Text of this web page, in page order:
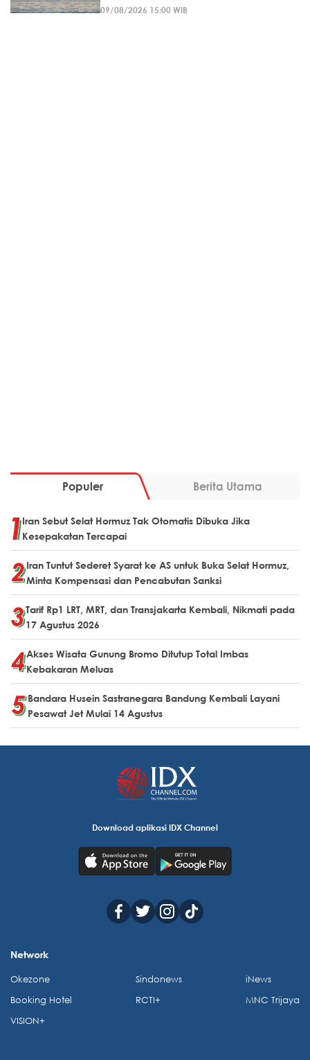
09/08/2026 15:00 WIB
Populer Berita Utama
Iran Sebut Selat Hormuz Tak Otomatis Dibuka Jika
Kesepakatan Tercapai
Iran Tuntut Sederet Syarat ke AS untuk Buka Selat Hormuz,
Minta Kompensasi dan Pencabutan Sanksi
Tarif Rp1 LRT, MRT, dan Transjakarta Kembali, Nikmati pada
17 Agustus 2026
Akses Wisata Gunung Bromo Ditutup Total Imbas
Kebakaran Meluas
Bandara Husein Sastranegara Bandung Kembali Layani
Pesawat Jet Mulai 14 Agustus
Download aplikasi IDX Channel
Network
Okezone
Booking Hotel
VISION+
Sindonews
RCTI+
iNews
MNC Trijaya